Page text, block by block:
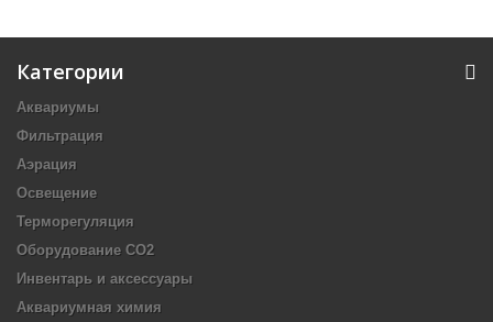
Категории
Аквариумы
Фильтрация
Аэрация
Освещение
Терморегуляция
Оборудование CO2
Инвентарь и аксессуары
Аквариумная химия